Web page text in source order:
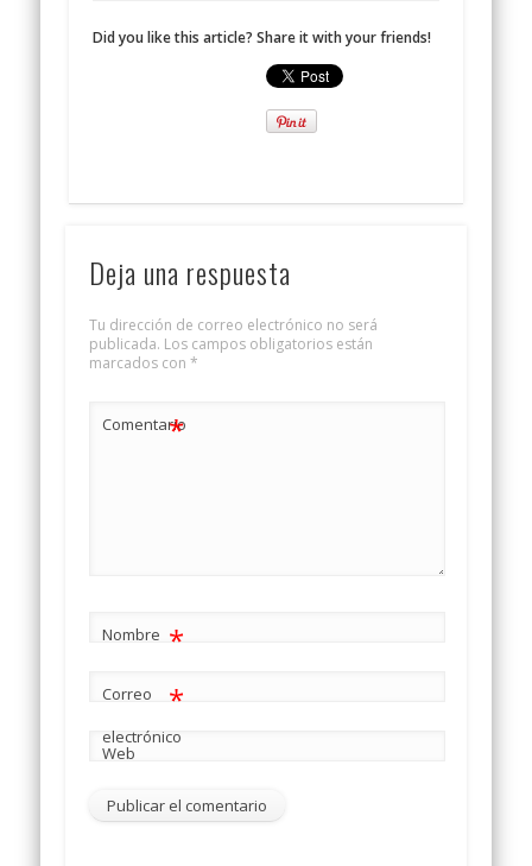
Did you like this article? Share it with your friends!
Deja una respuesta
Tu dirección de correo electrónico no será
publicada. Los campos obligatorios están
marcados con *
Comentario
*
Nombre *
Correo
electrónico
*
Web